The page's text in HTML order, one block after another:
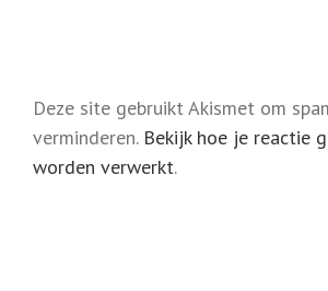
Deze site gebruikt Akismet om
verminderen. Bekijk hoe je reactie
worden verwerkt.